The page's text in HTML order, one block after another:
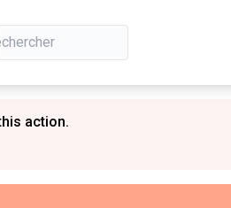
action.